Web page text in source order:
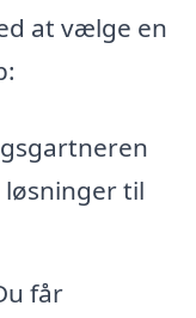
at vælge en
til
får